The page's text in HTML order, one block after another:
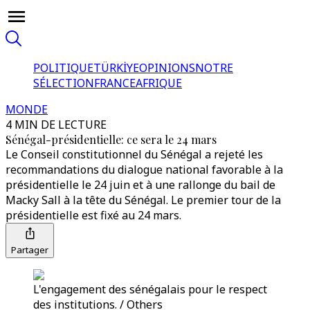
POLITIQUETÜRKİYEOPINIONSNOTRE
SÉLECTIONFRANCEAFRIQUE
MONDE
4 MIN DE LECTURE
Sénégal-présidentielle: ce sera le 24 mars
Le Conseil constitutionnel du Sénégal a rejeté les
recommandations du dialogue national favorable à la
présidentielle le 24 juin et à une rallonge du bail de
Macky Sall à la tête du Sénégal. Le premier tour de la
présidentielle est fixé au 24 mars.
Partager
L'engagement des sénégalais pour le respect
des institutions. / Others